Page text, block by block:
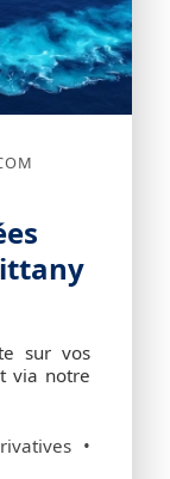
sur vos
via notre
•